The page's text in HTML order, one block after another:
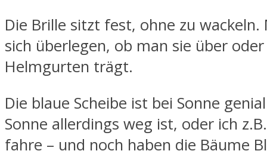
Die Brille sitzt fest, ohne zu wackeln.
sich überlegen, ob man sie über
Helmgurten trägt.
Die blaue Scheibe ist bei Sonne
Sonne allerdings weg ist, oder ich
fahre – und noch haben die Bäume